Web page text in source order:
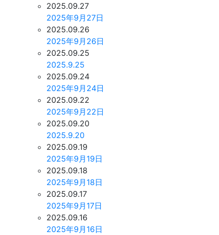
2025.09.27
2025年9月27日
2025.09.26
2025年9月26日
2025.09.25
2025.9.25
2025.09.24
2025年9月24日
2025.09.22
2025年9月22日
2025.09.20
2025.9.20
2025.09.19
2025年9月19日
2025.09.18
2025年9月18日
2025.09.17
2025年9月17日
2025.09.16
2025年9月16日